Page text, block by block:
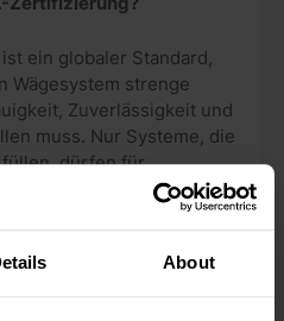
About
ein globaler Standard,
Wägesystem strenge
Zuverlässigkeit und
muss. Nur Systeme, die
dürfen für
werden, bei denen das
den Preis bildet. RAVAS
Viele RAVAS-
kalibrierten Version